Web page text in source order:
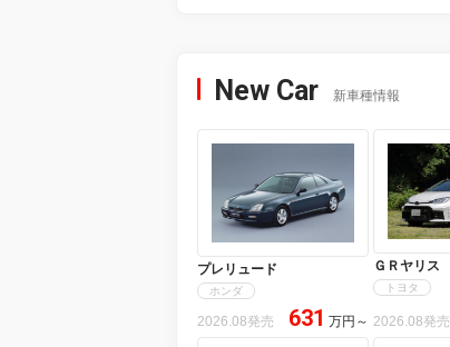
New Car 新車種情報
プレリュード
ホンダ
2026.08発売 631 万円 ～
ＧＲヤリス
トヨタ
2026.08発売